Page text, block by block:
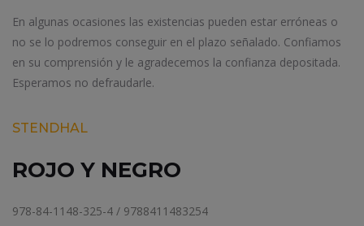
En algunas ocasiones las existencias pueden estar erróneas o
no se lo podremos conseguir en el plazo señalado. Confiamos
en su comprensión y le agradecemos la confianza depositada.
Esperamos no defraudarle.
STENDHAL
ROJO Y NEGRO
978-84-1148-325-4 / 9788411483254